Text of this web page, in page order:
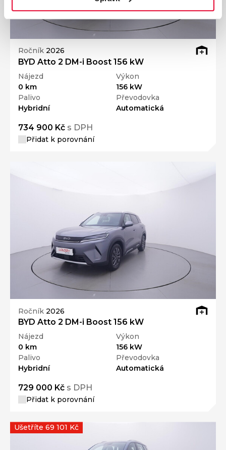
Ročník 2026
BYD Atto 2 DM-i Boost 156 kW
Nájezd
0 km
Výkon
156 kW
Palivo
Hybridní
Převodovka
Automatická
734 900 Kč s DPH
Přidat k porovnání
Ročník 2026
BYD Atto 2 DM-i Boost 156 kW
Nájezd
0 km
Výkon
156 kW
Palivo
Hybridní
Převodovka
Automatická
729 000 Kč s DPH
Přidat k porovnání
Ušetříte 69 101 Kč